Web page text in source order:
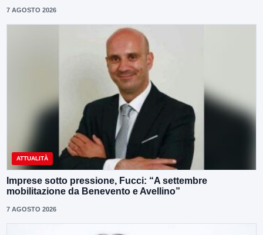
7 AGOSTO 2026
ATTUALITÀ
Imprese sotto pressione, Fucci: “A settembre
mobilitazione da Benevento e Avellino”
7 AGOSTO 2026